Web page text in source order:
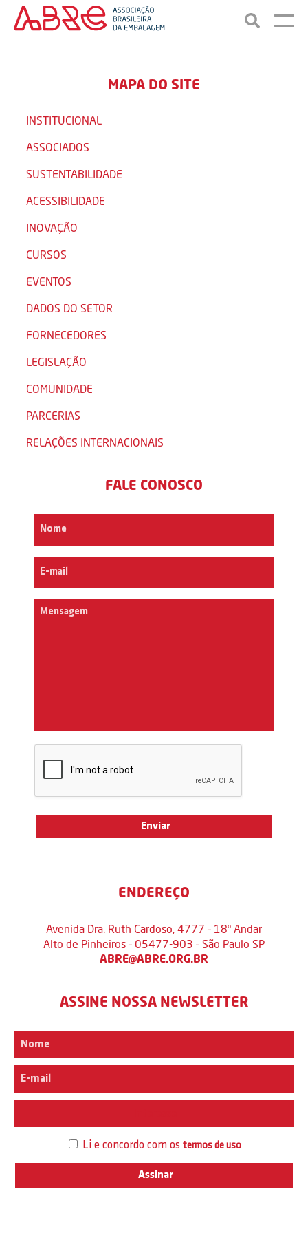
MAPA DO SITE
INSTITUCIONAL
ASSOCIADOS
SUSTENTABILIDADE
ACESSIBILIDADE
INOVAÇÃO
CURSOS
EVENTOS
DADOS DO SETOR
FORNECEDORES
LEGISLAÇÃO
COMUNIDADE
PARCERIAS
RELAÇÕES INTERNACIONAIS
FALE CONOSCO
ENDEREÇO
Avenida Dra. Ruth Cardoso, 4777 – 18º Andar
Alto de Pinheiros – 05477-903 – São Paulo SP
ABRE@ABRE.ORG.BR
ASSINE NOSSA NEWSLETTER
Li e concordo com os termos de uso